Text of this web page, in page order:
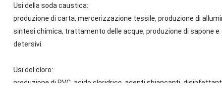
Usi della soda caustica:
produzione di carta, mercerizzazione tessile, produzione di
sintesi chimica, trattamento delle acque, produzione di sapone e
detersivi.
Usi del cloro:
produzione di PVC, acido cloridrico, agenti sbiancanti,